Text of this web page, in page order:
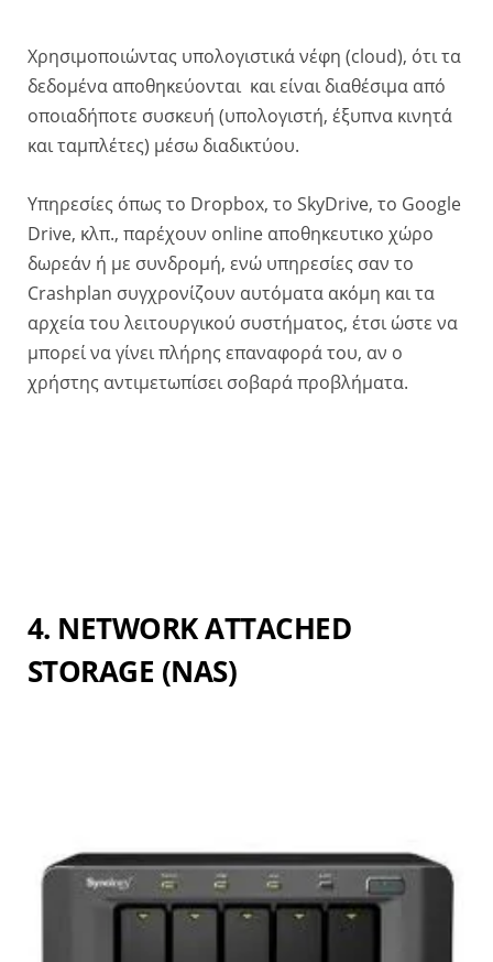
Χρησιμοποιώντας υπολογιστικά νέφη (cloud), ότι τα
δεδομένα αποθηκεύονται και είναι διαθέσιμα από
οποιαδήποτε συσκευή (υπολογιστή, έξυπνα κινητά
και ταμπλέτες) μέσω διαδικτύου.
Υπηρεσίες όπως το Dropbox, το SkyDrive, το Google
Drive, κλπ., παρέχουν online αποθηκευτικο χώρο
δωρεάν ή με συνδρομή, ενώ υπηρεσίες σαν το
Crashplan συγχρονίζουν αυτόματα ακόμη και τα
αρχεία του λειτουργικού συστήματος, έτσι ώστε να
μπορεί να γίνει πλήρης επαναφορά του, αν ο
χρήστης αντιμετωπίσει σοβαρά προβλήματα.
4. NETWORK ATTACHED
STORAGE (NAS)